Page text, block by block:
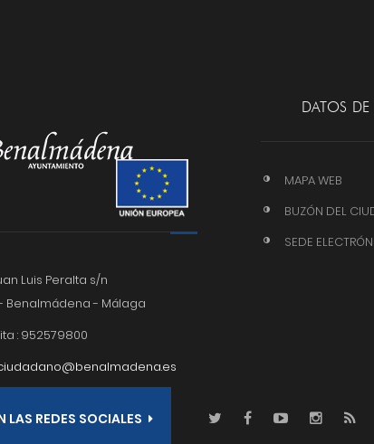
Luis Peralta s/n
Benalmádena - Málaga
: 952579800
DATOS DE
MAPA WEB
BUZÓN DEL
SEDE
LAS REDES SOCIALES